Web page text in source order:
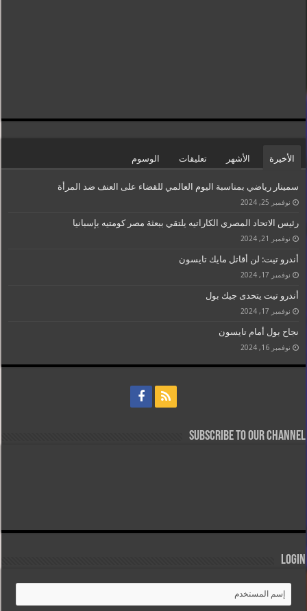
الأخيرة الأشهر تعليقات الوسوم
سمينار رياضي بمناسبة اليوم العالمي للقضاء على العنف ضد المرأة
نوفمبر 25, 2024
رئيس الاتحاد المصري الكاراتيه يلتقي ببعثة مصر كومتيه بإسبانيا
نوفمبر 21, 2024
أندرو تيت: لن أقاتل مايك تايسون
نوفمبر 17, 2024
أندرو تيت يتحدى جيك بول
نوفمبر 17, 2024
نجاح بول أمام تايسون
نوفمبر 16, 2024
Subscribe to our Channel
Login